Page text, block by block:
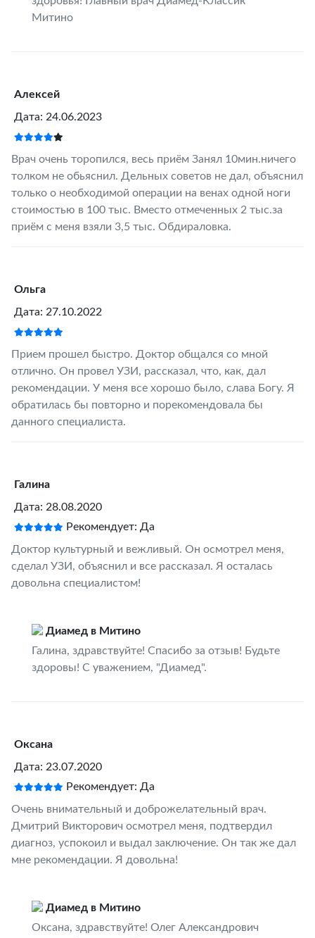
Митино
Алексей
Дата: 24.06.2023
Врач очень торопился, весь приём Занял 10мин.ничего
толком не обьяснил. Дельных советов не дал, объяснил
только о необходимой операции на венах одной ноги
стоимостью в 100 тыс. Вместо отмеченных 2 тыс.за
приём с меня взяли 3,5 тыс. Обдираловка.
Ольга
Дата: 27.10.2022
Прием прошел быстро. Доктор общался со мной
отлично. Он провел УЗИ, рассказал, что, как, дал
рекомендации. У меня все хорошо было, слава Богу. Я
обратилась бы повторно и порекомендовала бы
данного специалиста.
Галина
Дата: 28.08.2020
Рекомендует: Да
Доктор культурный и вежливый. Он осмотрел меня,
сделал УЗИ, объяснил и все рассказал. Я осталась
довольна специалистом!
Диамед в Митино
Галина, здравствуйте! Спасибо за отзыв! Будьте
здоровы! С уважением, "Диамед".
Оксана
Дата: 23.07.2020
Рекомендует: Да
Очень внимательный и доброжелательный врач.
Дмитрий Викторович осмотрел меня, подтвердил
диагноз, успокоил и выдал заключение. Он так же дал
мне рекомендации. Я довольна!
Диамед в Митино
Оксана, здравствуйте! Олег Александрович